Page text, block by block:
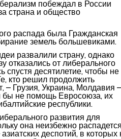
побеждал в России
страна и общество
распада была Гражданская
земель большевиками.
развалили страну, однако
отказались от либерального
спустя десятилетие, чтобы не
кто решил продолжить
– Грузия, Украина, Молдавия –
бы не помощь Евросоюза, их
республики.
развития для
она неизбежно
деспотий, в которых